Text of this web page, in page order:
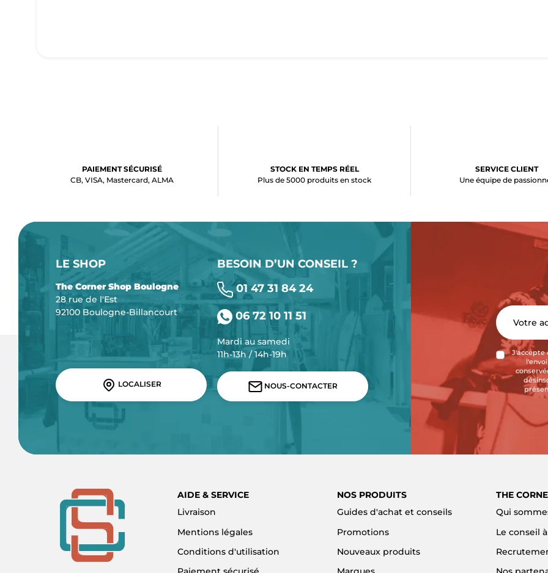
PAIEMENT SÉCURISÉ
CB, VISA, Mastercard, ALMA
STOCK EN TEMPS RÉEL
Plus de 5000 produits en stock
SERVICE CLIENT
Une équipe de
LE SHOP
The Corner Shop Boulogne
28 rue de l'Est
92100 Boulogne-Billancourt
LOCALISER
BESOIN D’UN CONSEIL ?
01 47 31 84 24
06 72 10 11 51
Mardi au samedi
11h-13h / 14h-19h
NOUS-CONTACTER
J'accepte
AIDE & SERVICE
Livraison
Mentions légales
Conditions d'utilisation
NOS PRODUITS
Guides d'achat et conseils
Promotions
Nouveaux produits
THE
Qui
Le conseil